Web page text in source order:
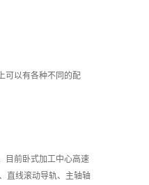
可以有各种不同的配
目前卧式加工中心高速
直线滚动导轨、主轴轴